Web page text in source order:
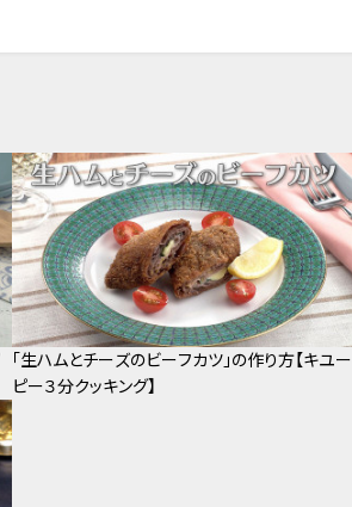
「生ハムとチーズのビーフカツ」の作り方【キユー
ピー３分クッキング】